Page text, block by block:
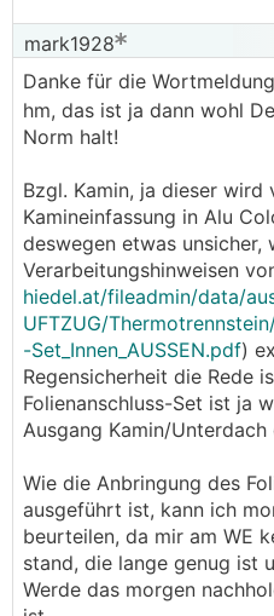
mark1928
Danke für die
hm, das ist ja dann wohl
Norm halt!
Bzgl. Kamin, ja dieser
Kamineinfassung in Alu
deswegen etwas unsicher,
Verarbeitungshinweisen
hiedel.at/fileadmin/data/
UFTZUG/
-Set_Innen_AUSSEN.pdf)
Regensicherheit die Rede
Folienanschluss-Set ist ja
Ausgang Kamin/
Wie die Anbringung des
ausgeführt ist, kann ich
beurteilen, da mir am WE
stand, die lange genug ist
Werde das morgen